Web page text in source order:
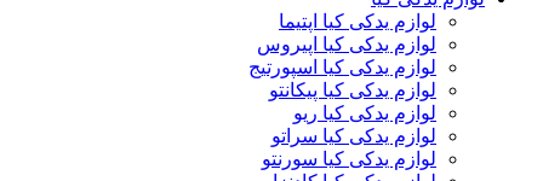
لوازم یدکی کیا اپتیما
لوازم یدکی کیا اپیروس
لوازم یدکی کیا اسپورتیج
لوازم یدکی کیا پیکانتو
لوازم یدکی کیا ریو
لوازم یدکی کیا سراتو
لوازم یدکی کیا سورنتو